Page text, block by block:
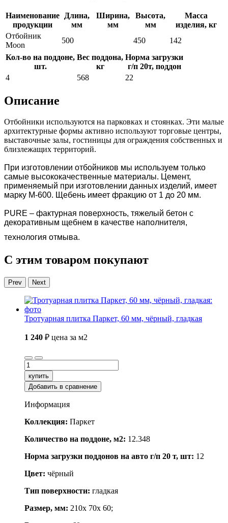
Наименование
продукции
Длина,
мм
Ширина,
мм
Высота,
мм
Масса
изделия, кг
Отбойник
Moon
500 450
142
Кол-во на поддоне,
шт.
Вес поддона,
кг
Норма загрузки
г/п 20т, поддон
4
568 22
Описание
Отбойники используются на парковках и стоянках. Эти малые
архитектурные формы активно используют торговые центры,
выставочные залы, гостиницы для ограждения собственных и
близлежащих территорий.
При изготовлении отбойников мы используем только
самые высококачественные материалы. Цемент,
применяемый при изготовлении данных изделий, имеет
марку М-600. Щебень имеет фракцию от 1 до 20 мм.
PURE – фактурная поверхность, тяжелый бетон с
декоративным щебнем в качестве наполнителя,
технология отмыва.
С этим товаром покупают
Prev Next
Тротуарная плитка Паркет, 60 мм, чёрный, гладкая
1 240 ₽ цена за м2
купить
Добавить в сравнение
Информация
Коллекция: Паркет
Количество на поддоне, м2: 12.348
Норма загрузки поддонов на авто г/п 20 т, шт: 12
Цвет: чёрный
Тип поверхности: гладкая
Размер, мм: 210x 70x 60;